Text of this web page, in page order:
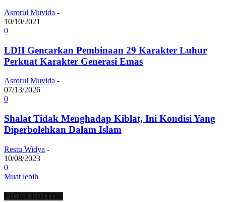
Asrorul Muvida -
10/10/2021
0
LDII Gencarkan Pembinaan 29 Karakter Luhur
Perkuat Karakter Generasi Emas
Asrorul Muvida -
07/13/2026
0
Shalat Tidak Menghadap Kiblat, Ini Kondisi Yang
Diperbolehkan Dalam Islam
Restu Widya -
10/08/2023
0
Muat lebih
PICKS EDITOR